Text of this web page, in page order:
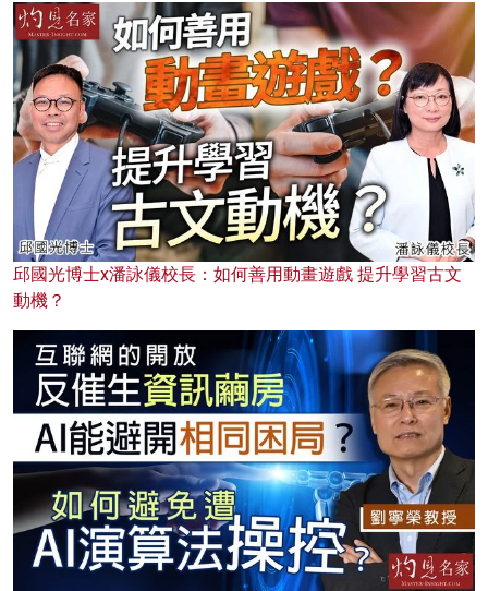
邱國光博士x潘詠儀校長：如何善用動畫遊戲 提升學習古文
動機？